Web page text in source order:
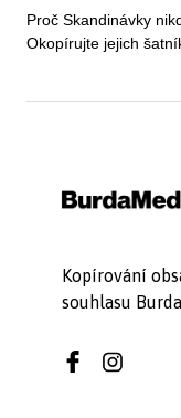
Proč Skandinávky
Okopírujte jejich
Kopírování
souhlasu